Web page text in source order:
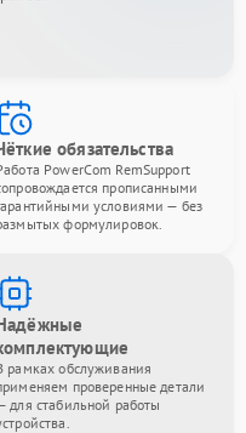
обязательства
PowerCom RemSupport
прописанными
условиями — без
формулировок.
рамках обслуживания
проверенные детали
для стабильной работы